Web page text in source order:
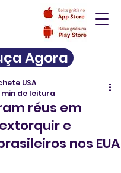
Agora
réus em
e
nos EUA
USA
min de leitura